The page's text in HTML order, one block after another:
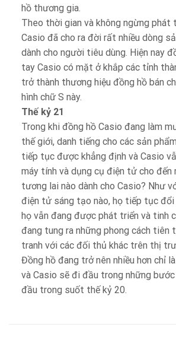
hồ thương gia.
Theo thời gian và không ngừng phát
Casio đã cho ra đời rất nhiều dòng
dành cho người tiêu dùng. Hiện nay
tay Casio có mặt ở khắp các tỉnh
trở thành thương hiệu đồng hồ bán
hình chữ S này.
Thế kỷ 21
Trong khi đồng hồ Casio đang làm
thế giới, danh tiếng cho các sản
tiếp tục được khẳng định và Casio
máy tính và dụng cụ điện tử cho đến
tương lai nào dành cho Casio? Như
điện tử sáng tạo nào, họ tiếp tục đổi
họ vẫn đang được phát triển và tinh
đang tung ra những phong cách tiên
tranh với các đối thủ khác trên thị
Đồng hồ đang trở nên nhiều hơn chỉ
và Casio sẽ đi đầu trong những
đầu trong suốt thế kỷ 20.